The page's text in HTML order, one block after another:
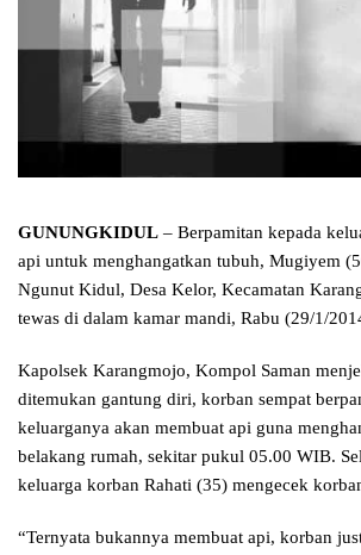
GUNUNGKIDUL – Berpamitan kepada
api untuk menghangatkan tubuh, Mugiyem
Ngunut Kidul, Desa Kelor, Kecamatan
tewas di dalam kamar mandi, Rabu (29/1/
Kapolsek Karangmojo, Kompol Saman
ditemukan gantung diri, korban sempat
keluarganya akan membuat api guna
belakang rumah, sekitar pukul 05.00 WIB.
keluarga korban Rahati (35) mengecek
“Ternyata bukannya membuat api, korban